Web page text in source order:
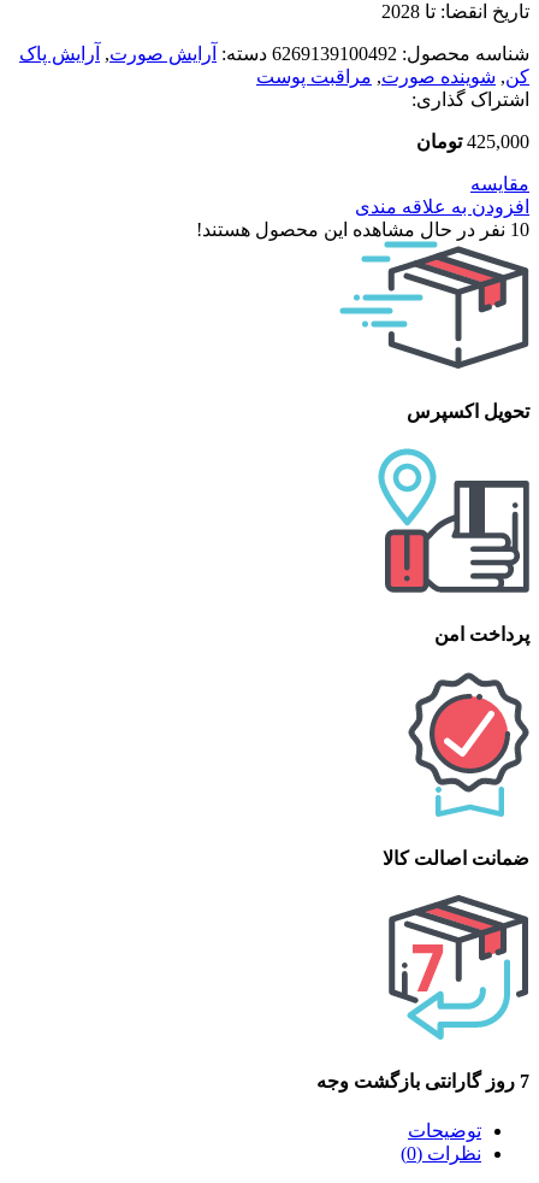
تاریخ انقضا: تا 2028
شناسه محصول: 6269139100492 دسته: آرایش صورت, آرایش پاک
کن, شوینده صورت, مراقبت پوست
اشتراک گذاری:
425,000 تومان
مقایسه
افزودن به علاقه مندی
10 نفر در حال مشاهده این محصول هستند!
تحویل اکسپرس
پرداخت امن
ضمانت اصالت کالا
7 روز گارانتی بازگشت وجه
توضیحات
نظرات (0)